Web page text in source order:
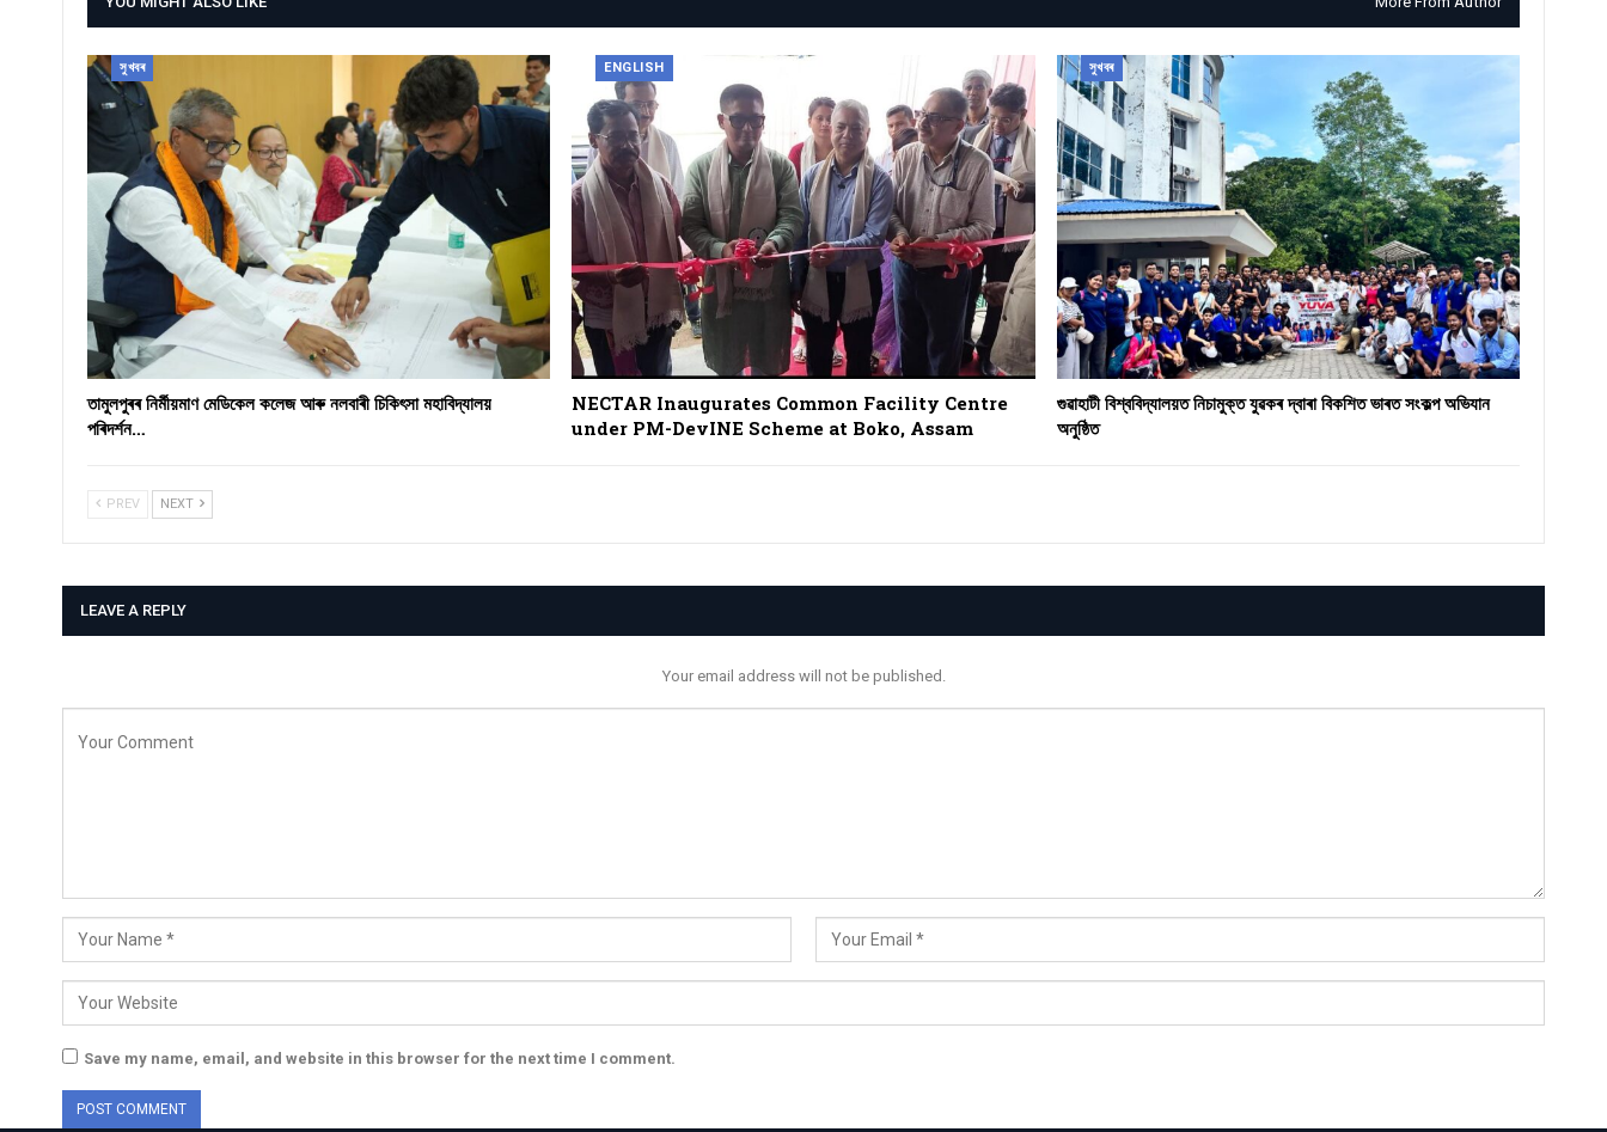
সুখবৰ
তামুলপুৰৰ নিৰ্মীয়মাণ মেডিকেল কলেজ আৰু নলবাৰী চিকিৎসা মহাবিদ্যালয়
পৰিদৰ্শন…
ENGLISH
NECTAR Inaugurates Common Facility Centre
under PM-DevINE Scheme at Boko, Assam
সুখবৰ
গুৱাহাটী বিশ্ববিদ্যালয়ত নিচামুক্ত যুৱকৰ দ্বাৰা বিকশিত ভাৰত সংকল্প অভিযান
অনুষ্ঠিত
PREV NEXT
LEAVE A REPLY
Your email address will not be published.
Save my name, email, and website in this browser for the next time I comment.